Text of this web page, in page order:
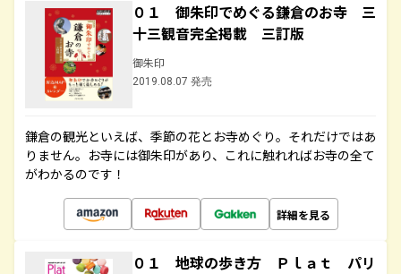
０１ 御朱印でめぐる鎌倉のお寺 三
十三観音完全掲載 三訂版
御朱印
2019.08.07 発売
鎌倉の観光といえば、季節の花とお寺めぐり。それだけではあ
りません。お寺には御朱印があり、これに触れればお寺の全て
がわかるのです！
詳細を見る
０１ 地球の歩き方 Ｐｌａｔ パリ